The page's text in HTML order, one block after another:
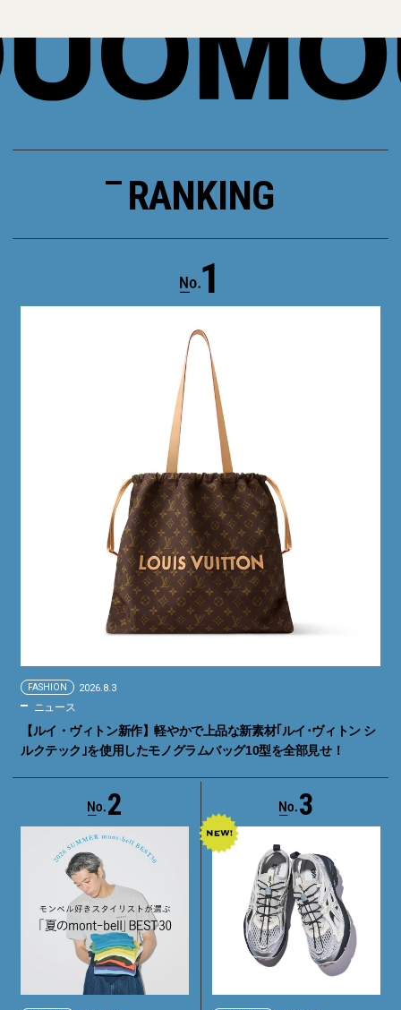
RANKING
1
FASHION 2026.8.3
ニュース
【ルイ・ヴィトン新作】軽やかで上品な新素材｢ルイ･ヴィトン シ
ルクテック｣を使用したモノグラムバッグ10型を全部見せ！
2 3